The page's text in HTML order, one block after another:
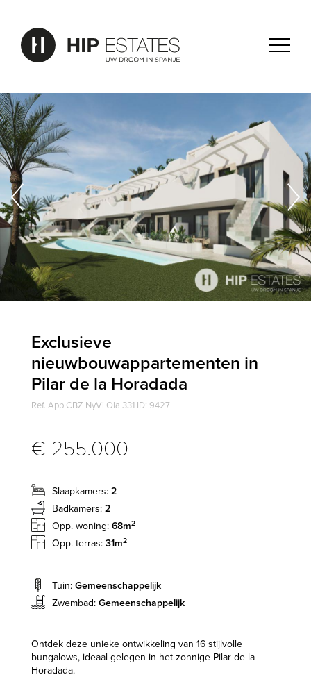
Exclusieve
nieuwbouwappartementen in
Pilar de la Horadada
Ref. App CBZ NyVi Ola 331 ID: 9427
€ 255.000
Slaapkamers: 2
Badkamers: 2
Opp. woning: 68m2
Opp. terras: 31m2
Tuin: Gemeenschappelijk
Zwembad: Gemeenschappelijk
Ontdek deze unieke ontwikkeling van 16 stijlvolle
bungalows, ideaal gelegen in het zonnige Pilar de la
Horadada.